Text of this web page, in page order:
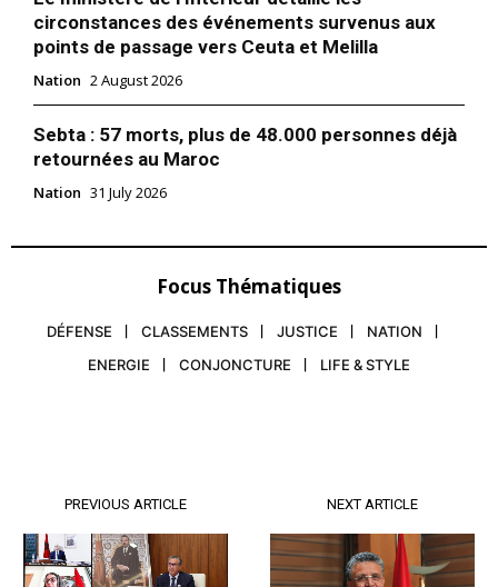
circonstances des événements survenus aux
points de passage vers Ceuta et Melilla
Nation 2 August 2026
Sebta : 57 morts, plus de 48.000 personnes déjà
retournées au Maroc
Nation 31 July 2026
Focus Thématiques
DÉFENSE CLASSEMENTS JUSTICE
NATION
ENERGIE
CONJONCTURE LIFE & STYLE
PREVIOUS ARTICLE NEXT ARTICLE